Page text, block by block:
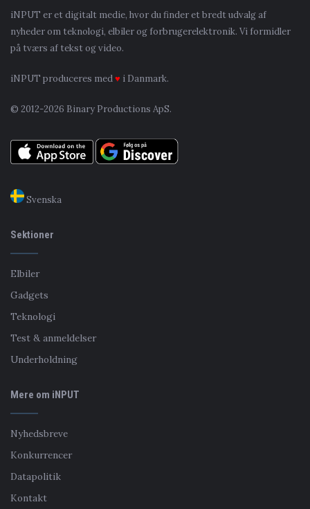
iNPUT er et digitalt medie, hvor du finder et bredt udvalg af
nyheder om teknologi, elbiler og forbrugerelektronik. Vi formidler
på tværs af tekst og video.
iNPUT produceres med♥ i Danmark.
© 2012-2026 Binary Productions ApS.
Svenska
Sektioner
Elbiler
Gadgets
Teknologi
Test & anmeldelser
Underholdning
Mere om iNPUT
Nyhedsbreve
Konkurrencer
Datapolitik
Kontakt